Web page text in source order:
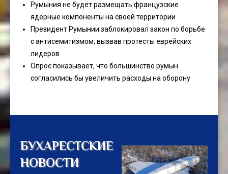
Румыния не будет размещать французские
ядерные компоненты на своей территории
Президент Румынии заблокировал закон по борьбе
с антисемитизмом, вызвав протесты еврейских
лидеров
Опрос показывает, что большинство румын
согласились бы увеличить расходы на оборону
БУХАРЕСТСКИЕ
НОВОСТИ